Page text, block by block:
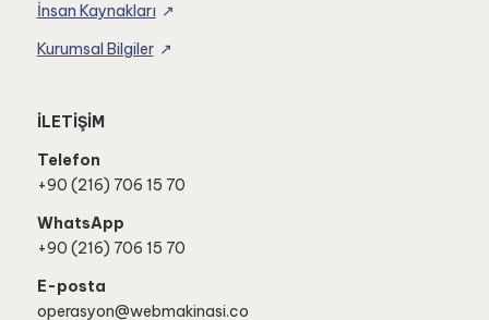
İnsan Kaynakları
Kurumsal Bilgiler
İLETİŞİM
Telefon
+90 (216) 706 15 70
WhatsApp
+90 (216) 706 15 70
E-posta
operasyon@webmakinasi.co